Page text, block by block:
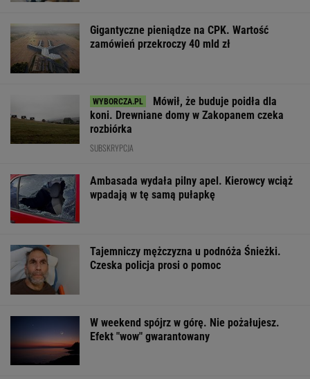
Gigantyczne pieniądze na CPK. Wartość
zamówień przekroczy 40 mld zł
Mówił, że buduje poidła dla
koni. Drewniane domy w Zakopanem czeka
rozbiórka
SUBSKRYPCJA
Ambasada wydała pilny apel. Kierowcy wciąż
wpadają w tę samą pułapkę
Tajemniczy mężczyzna u podnóża Śnieżki.
Czeska policja prosi o pomoc
W weekend spójrz w górę. Nie pożałujesz.
Efekt "wow" gwarantowany